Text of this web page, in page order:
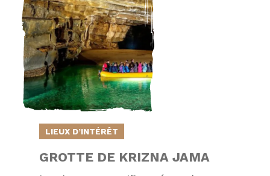
LIEUX D’INTÉRÊT
GROTTE DE KRIZNA JAMA